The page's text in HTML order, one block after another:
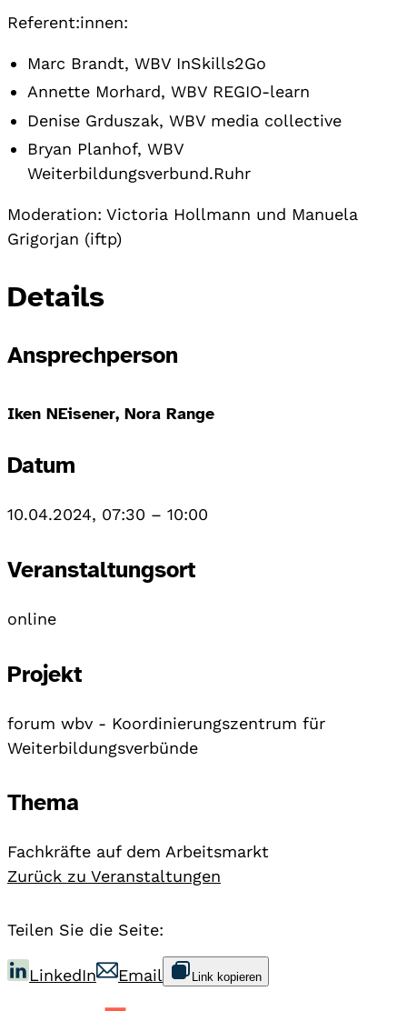
Referent:innen:
Marc Brandt, WBV InSkills2Go
Annette Morhard, WBV REGIO-learn
Denise Grduszak, WBV media collective
Bryan Planhof, WBV
Weiterbildungsverbund.Ruhr
Moderation: Victoria Hollmann und Manuela
Grigorjan (iftp)
Details
Ansprechperson
Iken NEisener, Nora Range
Datum
10.04.2024, 07:30 – 10:00
Veranstaltungsort
online
Projekt
forum wbv - Koordinierungszentrum für
Weiterbildungsverbünde
Thema
Fachkräfte auf dem Arbeitsmarkt
Zurück zu Veranstaltungen
Teilen Sie die Seite:
LinkedIn Email Link kopieren